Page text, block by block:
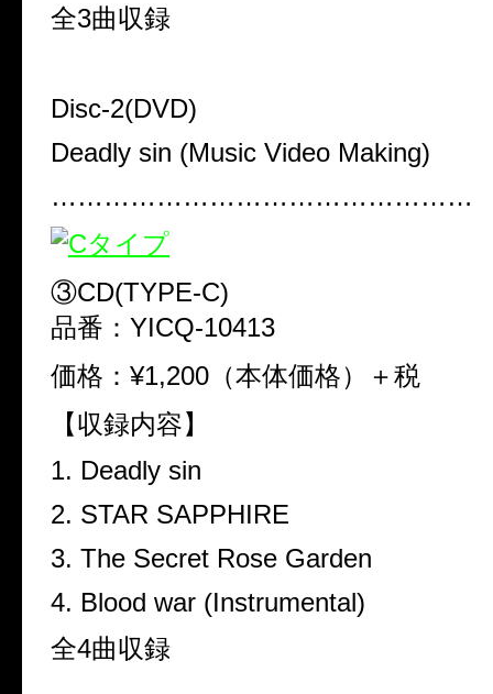
全3曲収録
Disc-2(DVD)
Deadly sin (Music Video Making)
…………………………………………
③CD(TYPE-C)
品番：YICQ-10413
価格：¥1,200（本体価格）＋税
【収録内容】
1. Deadly sin
2. STAR SAPPHIRE
3. The Secret Rose Garden
4. Blood war (Instrumental)
全4曲収録